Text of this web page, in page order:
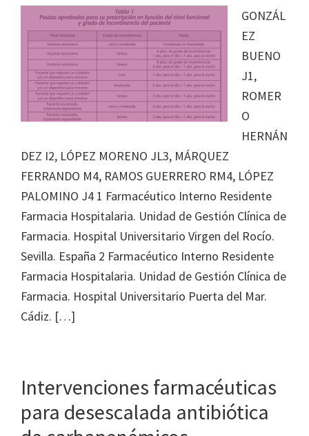
GONZÁL
EZ
BUENO
J1,
ROMER
O
HERNÁN
DEZ I2, LÓPEZ MORENO JL3, MÁRQUEZ
FERRANDO M4, RAMOS GUERRERO RM4, LÓPEZ
PALOMINO J4 1 Farmacéutico Interno Residente
Farmacia Hospitalaria. Unidad de Gestión Clínica de
Farmacia. Hospital Universitario Virgen del Rocío.
Sevilla. España 2 Farmacéutico Interno Residente
Farmacia Hospitalaria. Unidad de Gestión Clínica de
Farmacia. Hospital Universitario Puerta del Mar.
Cádiz. […]
Intervenciones farmacéuticas
para desescalada antibiótica